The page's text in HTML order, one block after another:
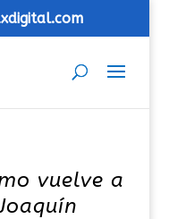
vuelve a